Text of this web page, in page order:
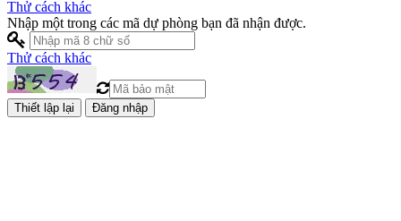
Thử cách khác
Nhập một trong các mã dự phòng bạn đã nhận được.
Thử cách khác
Đăng nhập